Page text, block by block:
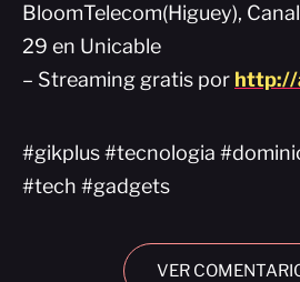
BloomTelecom(Higuey),
29 en Unicable
– Streaming gratis por http://
#gikplus #tecnologia
#tech #gadgets
VER